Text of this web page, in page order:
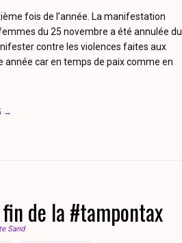
fois de l’année. La manifestation
du 25 novembre a été annulée du
contre les violences faites aux
car en temps de paix comme en
→
de la #tampontax
Sand